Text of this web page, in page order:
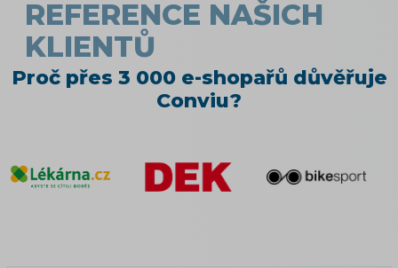
REFERENCE NAŠICH
KLIENTŮ
Proč přes 3 000 e-shopařů důvěřuje
Conviu?